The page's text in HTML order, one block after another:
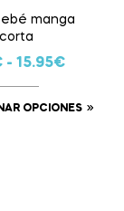
manga
corta
- 15.95€
OPCIONES